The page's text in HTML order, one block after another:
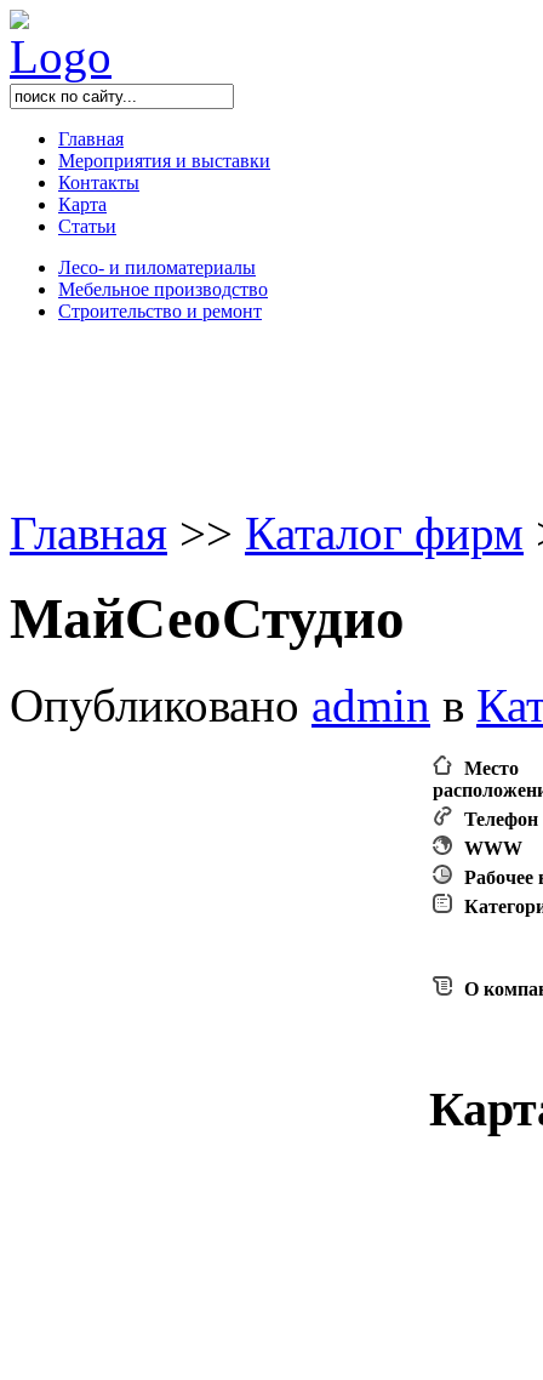
Главная
Мероприятия и выставки
Контакты
Карта
Статьи
Лесо- и пиломатериалы
Мебельное производство
Строительство и ремонт
Главная >> Каталог фирм
МайСеоСтудио
Опубликовано admin в
Место
Телефон
WWW
Рабочее
О